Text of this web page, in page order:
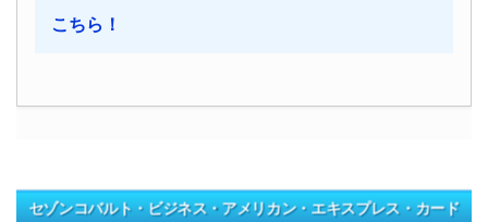
こちら！
セゾンコバルト・ビジネス・アメリカン・エキスプレス・カード